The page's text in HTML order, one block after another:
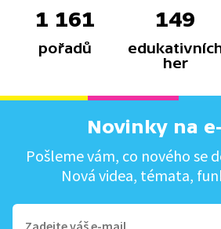
1 161
pořadů
149
her
Novinky na
Pošleme vám, co nového se
Nová videa, témata,